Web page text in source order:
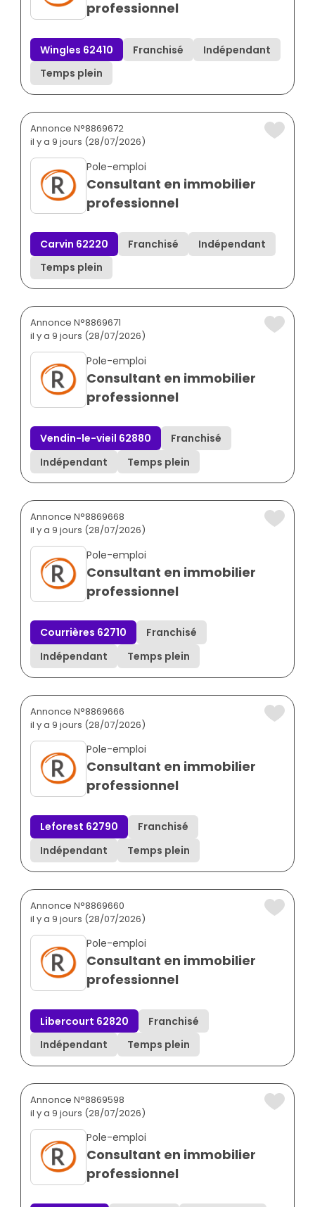
professionnel
Wingles 62410 Franchisé
Indépendant
Temps plein
Annonce N°8869672
il y a 9 jours (28/07/2026)
Pole-emploi
Consultant en immobilier
professionnel
Carvin 62220 Franchisé
Indépendant
Temps plein
Annonce N°8869671
il y a 9 jours (28/07/2026)
Pole-emploi
Consultant en immobilier
professionnel
Vendin-le-vieil 62880
Franchisé
Indépendant
Temps plein
Annonce N°8869668
il y a 9 jours (28/07/2026)
Pole-emploi
Consultant en immobilier
professionnel
Courrières 62710
Franchisé
Indépendant
Temps plein
Annonce N°8869666
il y a 9 jours (28/07/2026)
Pole-emploi
Consultant en immobilier
professionnel
Leforest 62790
Franchisé
Indépendant
Temps plein
Annonce N°8869660
il y a 9 jours (28/07/2026)
Pole-emploi
Consultant en immobilier
professionnel
Libercourt 62820
Franchisé
Indépendant
Temps plein
Annonce N°8869598
il y a 9 jours (28/07/2026)
Pole-emploi
Consultant en immobilier
professionnel